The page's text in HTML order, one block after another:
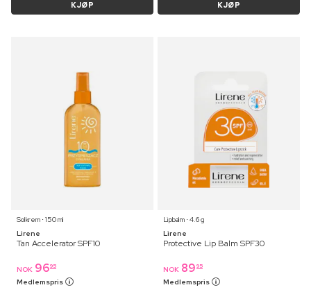
KJØP KJØP
Solkrem ⋅ 150 ml
Lirene
Tan Accelerator SPF10
NOK 9695
Medlemspris
Lipbalm ⋅ 4.6 g
Lirene
Protective Lip Balm SPF30
NOK 89 95
Medlemspris